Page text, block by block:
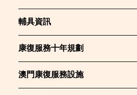
輔具資訊
康復服務十年規劃
澳門康復服務設施